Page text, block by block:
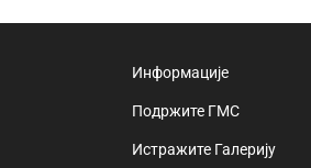
Информације
Подржите ГМС
Истражите Галерију